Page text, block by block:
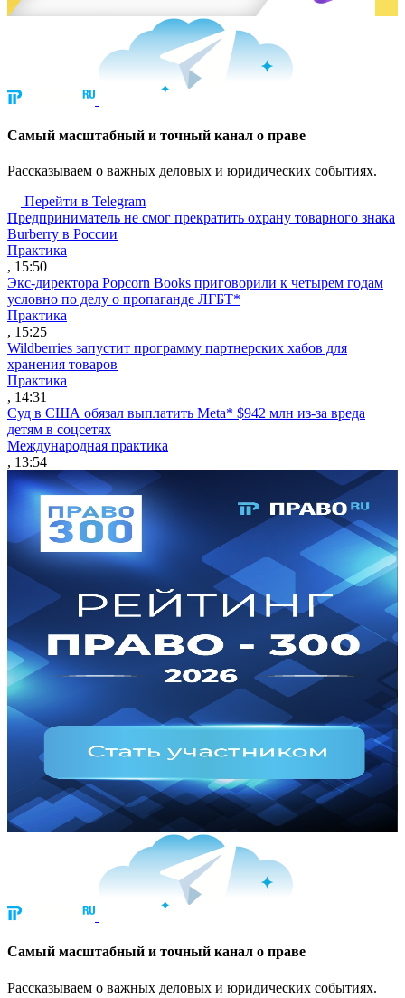
Cамый масштабный и точный канал о праве
Рассказываем о важных деловых и юридических событиях.
Перейти в Telegram
Предприниматель не смог прекратить охрану товарного знака
Burberry в России
Практика
, 15:50
Экс-директора Popcorn Books приговорили к четырем годам
условно по делу о пропаганде ЛГБТ*
Практика
, 15:25
Wildberries запустит программу партнерских хабов для
хранения товаров
Практика
, 14:31
Суд в США обязал выплатить Meta* $942 млн из-за вреда
детям в соцсетях
Международная практика
, 13:54
Cамый масштабный и точный канал о праве
Рассказываем о важных деловых и юридических событиях.